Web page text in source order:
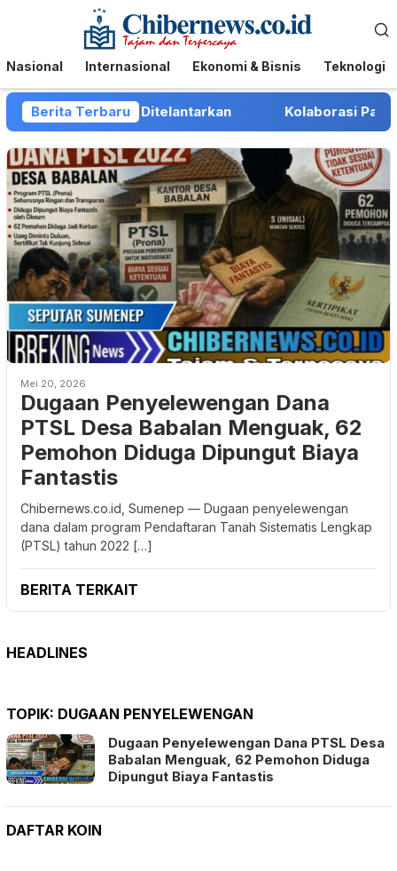
Menu
Mobile
Nasional Internasional Ekonomi & Bisnis Teknologi
Berita Terbaru
Mengaku Ditelantarkan Kolaborasi PartiLibur
Mei 20, 2026
Dugaan Penyelewengan Dana
PTSL Desa Babalan Menguak, 62
Pemohon Diduga Dipungut Biaya
Fantastis
Chibernews.co.id, Sumenep — Dugaan penyelewengan
dana dalam program Pendaftaran Tanah Sistematis Lengkap
(PTSL) tahun 2022 […]
BERITA TERKAIT
HEADLINES
TOPIK: DUGAAN PENYELEWENGAN
Dugaan Penyelewengan Dana PTSL Desa
Babalan Menguak, 62 Pemohon Diduga
Dipungut Biaya Fantastis
DAFTAR KOIN